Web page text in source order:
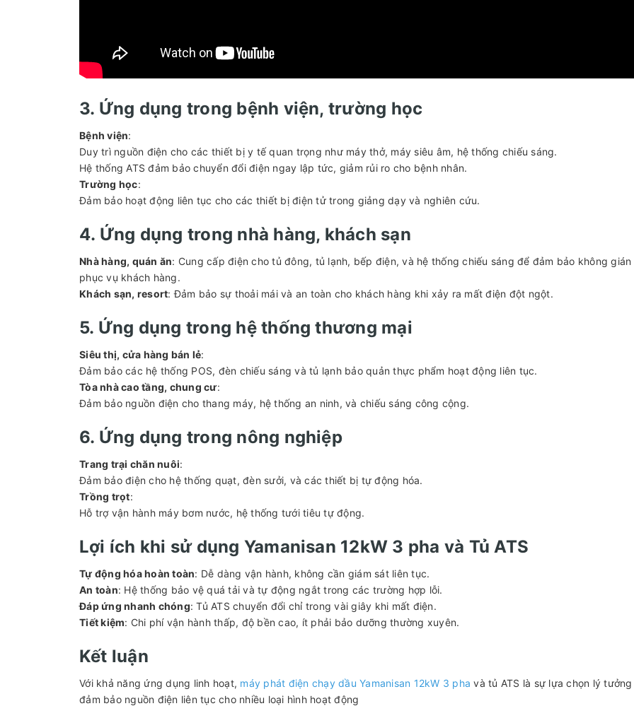
3. Ứng dụng trong bệnh viện, trường học
Bệnh viện:
Duy trì nguồn điện cho các thiết bị y tế quan trọng như máy thở, máy siêu âm, hệ thống chiếu sáng.
Hệ thống ATS đảm bảo chuyển đổi điện ngay lập tức, giảm rủi ro cho bệnh nhân.
Trường học:
Đảm bảo hoạt động liên tục cho các thiết bị điện tử trong giảng dạy và nghiên cứu.
4. Ứng dụng trong nhà hàng, khách sạn
Nhà hàng, quán ăn: Cung cấp điện cho tủ đông, tủ lạnh, bếp điện, và hệ thống chiếu sáng để đảm bảo không gián
phục vụ khách hàng.
Khách sạn, resort: Đảm bảo sự thoải mái và an toàn cho khách hàng khi xảy ra mất điện đột ngột.
5. Ứng dụng trong hệ thống thương mại
Siêu thị, cửa hàng bán lẻ:
Đảm bảo các hệ thống POS, đèn chiếu sáng và tủ lạnh bảo quản thực phẩm hoạt động liên tục.
Tòa nhà cao tầng, chung cư:
Đảm bảo nguồn điện cho thang máy, hệ thống an ninh, và chiếu sáng công cộng.
6. Ứng dụng trong nông nghiệp
Trang trại chăn nuôi:
Đảm bảo điện cho hệ thống quạt, đèn sưởi, và các thiết bị tự động hóa.
Trồng trọt:
Hỗ trợ vận hành máy bơm nước, hệ thống tưới tiêu tự động.
Lợi ích khi sử dụng Yamanisan 12kW 3 pha và Tủ ATS
Tự động hóa hoàn toàn: Dễ dàng vận hành, không cần giám sát liên tục.
An toàn: Hệ thống bảo vệ quá tải và tự động ngắt trong các trường hợp lỗi.
Đáp ứng nhanh chóng: Tủ ATS chuyển đổi chỉ trong vài giây khi mất điện.
Tiết kiệm: Chi phí vận hành thấp, độ bền cao, ít phải bảo dưỡng thường xuyên.
Kết luận
Với khả năng ứng dụng linh hoạt, máy phát điện chạy dầu Yamanisan 12kW 3 pha và tủ ATS là sự lựa chọn lý
đảm bảo nguồn điện liên tục cho nhiều loại hình hoạt động